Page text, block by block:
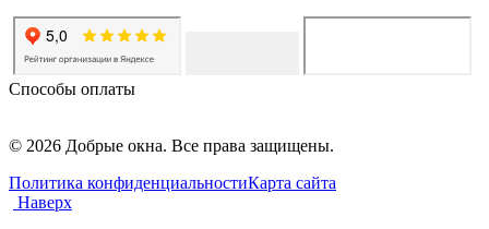
Способы оплаты
© 2026 Добрые окна. Все права защищены.
Политика конфиденциальностиКарта сайта
Наверх